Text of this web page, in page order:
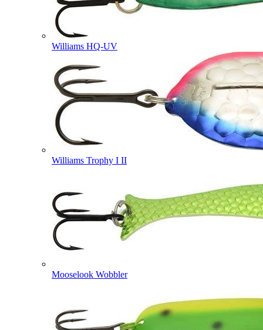
Williams HQ-UV
Williams Trophy I II
Mooselook Wobbler